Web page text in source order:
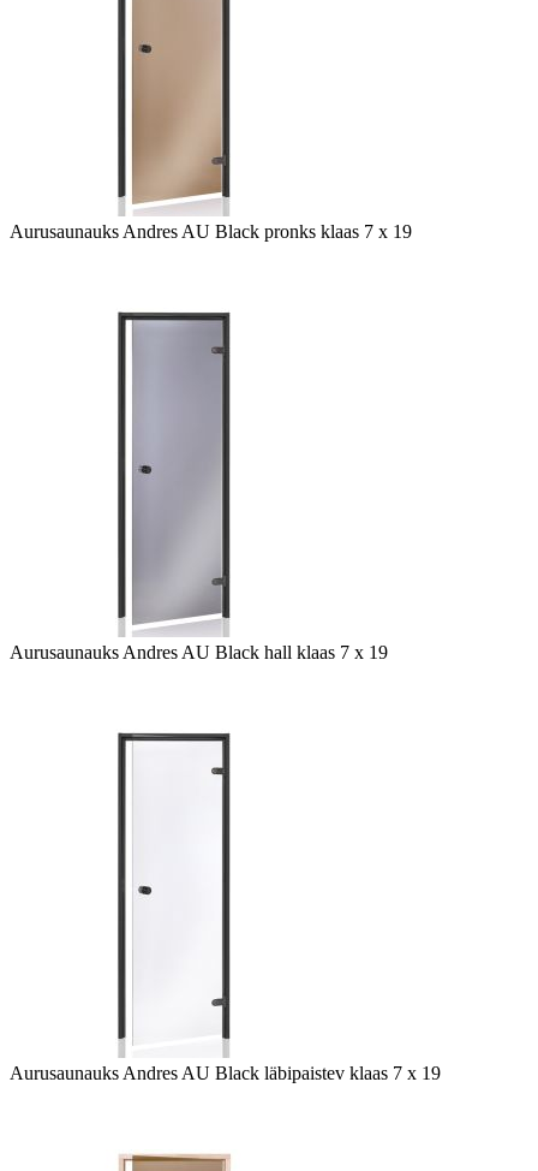
Aurusaunauks Andres AU Black pronks klaas 7 x 19
Aurusaunauks Andres AU Black hall klaas 7 x 19
Aurusaunauks Andres AU Black läbipaistev klaas 7 x 19